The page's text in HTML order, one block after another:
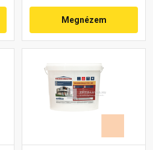
Megnézem